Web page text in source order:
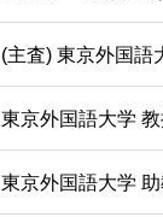
(主査) 東京外国
東京外国語大学
東京外国語大学